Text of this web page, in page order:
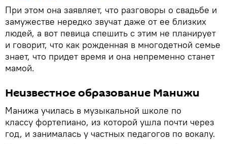
При этом она заявляет, что разговоры о свадьбе и
замужестве нередко звучат даже от ее близких
людей, а вот певица спешить с этим не планирует
и говорит, что как рожденная в многодетной семье
знает, что придет время и она непременно станет
мамой.
Неизвестное образование Манижи
Манижа училась в музыкальной школе по
классу фортепиано, из которой ушла почти через
год, и занималась у частных педагогов по вокалу.